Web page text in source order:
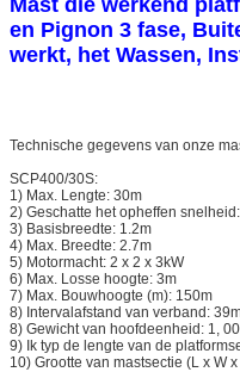
Mast die werkend
en Pignon 3 fase,
werkt, het Wassen,
Technische gegevens van onze
SCP400/30S:
1) Max. Lengte: 30m
2) Geschatte het opheffen
3) Basisbreedte: 1.2m
4) Max. Breedte: 2.7m
5) Motormacht: 2 x 2 x 3kW
6) Max. Losse hoogte: 3m
7) Max. Bouwhoogte (m): 150m
8) Intervalafstand van verband:
8) Gewicht van hoofdeenheid: 1,
9) Ik typ de lengte van de
10) Grootte van mastsectie (L x W